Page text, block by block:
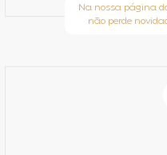
Na nossa página
não perde